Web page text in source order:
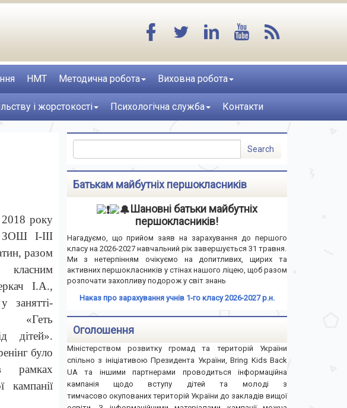
НМТ Методична робота Виховна робота
і жорстокості Психологічна служба Контакти
року
І-ІІІ
разом
І.А.,
занятті-
«Геть
дітей».
було
рамках
кампанії
Батькам майбутніх першокласників
Шановні батьки майбутніх
першокласників!
Нагадуємо, що прийом заяв на зарахування до першого
класу на 2026-2027 навчальний рік завершується 31 травня.
Ми з нетерпінням очікуємо на допитливих, щирих та
активних першокласників у стінах нашого ліцею, щоб разом
розпочати захопливу подорож у світ знань
Наказ про зарахування учнів 1-го класу 2026-2027 р.н.
Оголошення
Міністерством розвитку громад та територій України
спільно з ініціативою Президента України, Bring Kids Back
UA та іншими партнерами проводиться інформаційна
кампанія щодо вступу дітей та молоді з
тимчасово окупованих територій України до закладів вищої